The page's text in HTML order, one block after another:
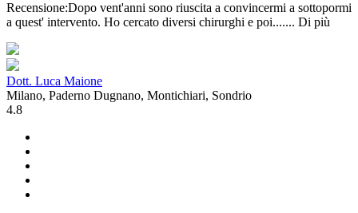
Recensione:Dopo vent'anni sono riuscita a convincermi a sottopormi
a quest' intervento. Ho cercato diversi chirurghi e poi....... Di più
Dott. Luca Maione
Milano, Paderno Dugnano, Montichiari, Sondrio
4.8